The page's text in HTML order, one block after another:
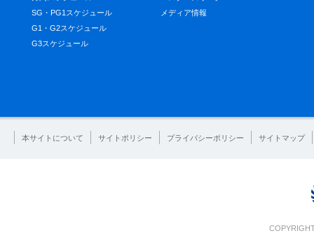
SG・PG1スケジュール
G1・G2スケジュール
G3スケジュール
メディア情報
本サイトについて サイトポリシー プライバシーポリシー サイトマップ